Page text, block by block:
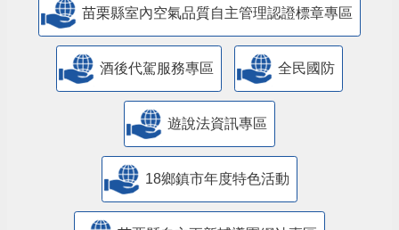
苗栗縣室內空氣品質自主管理認證標章專區
酒後代駕服務專區 全民國防
遊說法資訊專區
18鄉鎮市年度特色活動